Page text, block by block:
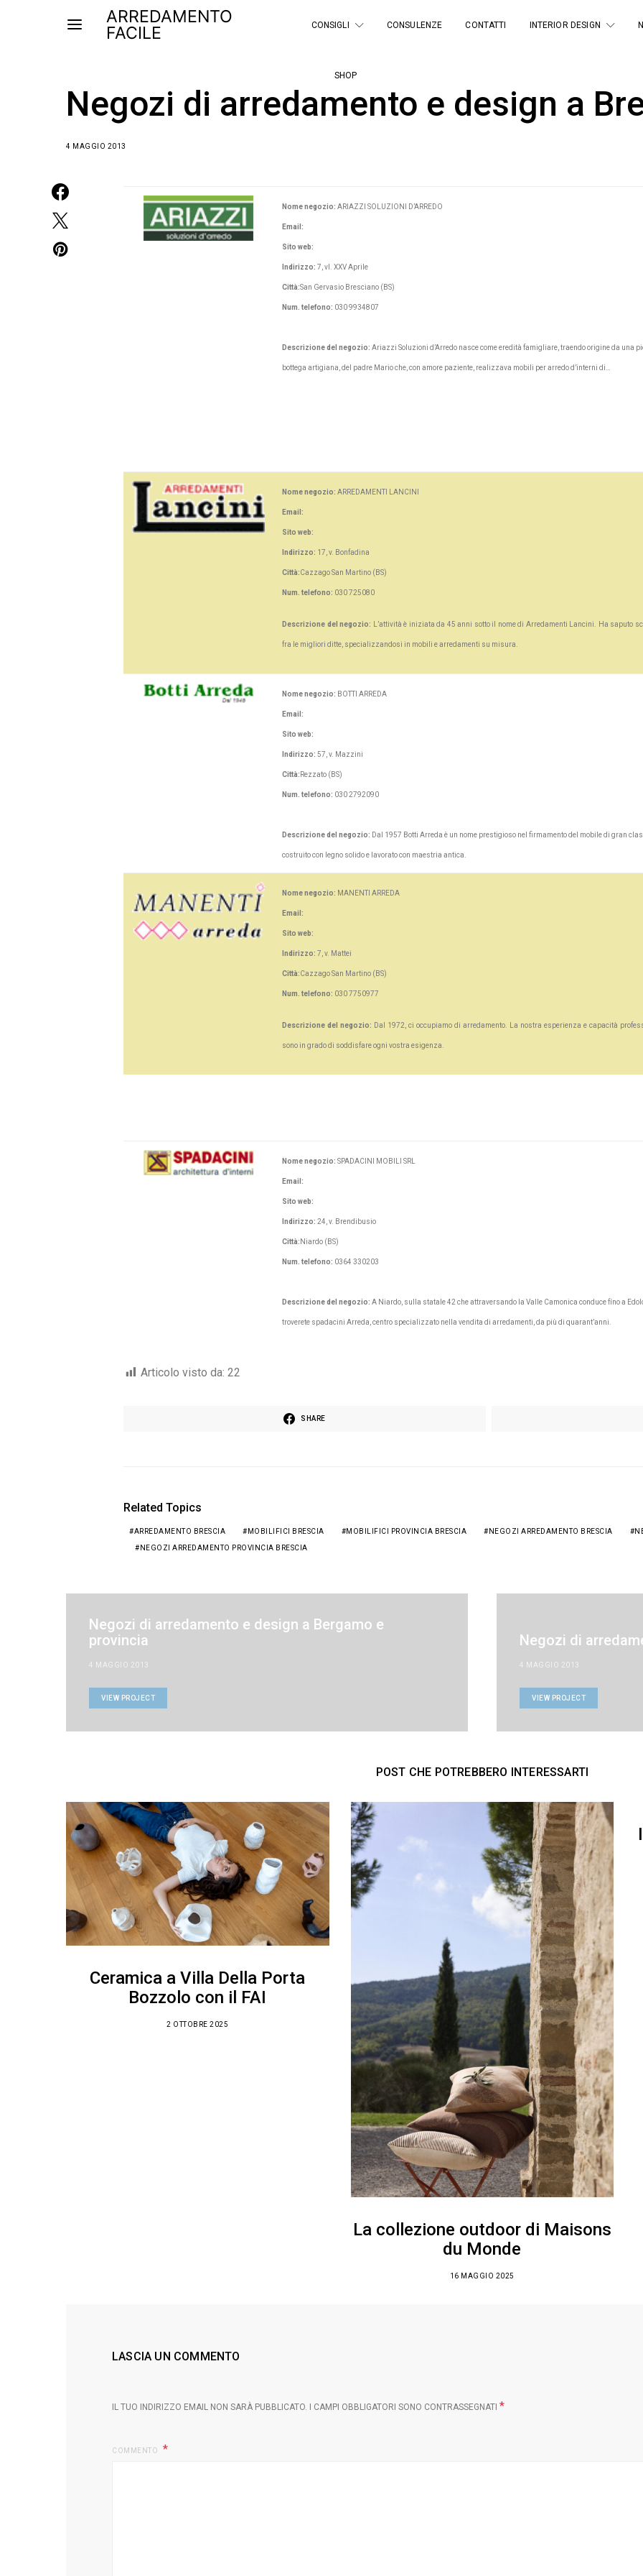
ARREDAMENTO
FACILE
CONSIGLI CONSULENZE CONTATTI INTERIOR DESIGN
SHOP
Negozi di arredamento e design a
4 MAGGIO 2013
Nome negozio: ARIAZZI SOLUZIONI D’ARREDO
Email:
Sito web:
Indirizzo: 7, vl. XXV Aprile
Città:San Gervasio Bresciano (BS)
Num. telefono: 030 9934807
Descrizione del negozio: Ariazzi Soluzioni d’Arredo nasce come eredità famigliare, traendo origine da una
bottega artigiana, del padre Mario che, con amore paziente, realizzava mobili per arredo d’interni di…
Nome negozio: ARREDAMENTI LANCINI
Email:
Sito web:
Indirizzo: 17, v. Bonfadina
Città:Cazzago San Martino (BS)
Num. telefono: 030 725080
Descrizione del negozio: L’attività è iniziata da 45 anni sotto il nome di Arredamenti Lancini. Ha saputo
fra le migliori ditte, specializzandosi in mobili e arredamenti su misura.
Nome negozio: BOTTI ARREDA
Email:
Sito web:
Indirizzo: 57, v. Mazzini
Città: Rezzato (BS)
Num. telefono: 030 2792090
Descrizione del negozio: Dal 1957 Botti Arreda è un nome prestigioso nel firmamento del mobile di gran
costruito con legno solido e lavorato con maestria antica.
Nome negozio: MANENTI ARREDA
Email:
Sito web:
Indirizzo: 7, v. Mattei
Città:Cazzago San Martino (BS)
Num. telefono: 030 7750977
Descrizione del negozio: Dal 1972, ci occupiamo di arredamento. La nostra esperienza e capacità
sono in grado di soddisfare ogni vostra esigenza.
Nome negozio: SPADACINI MOBILI SRL
Email:
Sito web:
Indirizzo: 24, v. Brendibusio
Città: Niardo (BS)
Num. telefono: 0364 330203
Descrizione del negozio: A Niardo, sulla statale 42 che attraversando la Valle Camonica conduce fíno a
troverete spadacini Arreda, centro specializzato nella vendita di arredamenti, da più di quarant’anni.
Articolo visto da: 22
SHARE
Related Topics
ARREDAMENTO BRESCIA MOBILIFICI BRESCIA MOBILIFICI PROVINCIA BRESCIA NEGOZI ARREDAMENTO BRESCIA
NEGOZI ARREDAMENTO PROVINCIA BRESCIA
Negozi di arredamento e design a Bergamo e
provincia
4 MAGGIO 2013
VIEW PROJECT
Negozi di
4 MAGGIO 2013
VIEW PROJECT
POST CHE POTREBBERO INTERESSARTI
Ceramica a Villa Della Porta
Bozzolo con il FAI
2 OTTOBRE 2025
La collezione outdoor di Maisons
du Monde
16 MAGGIO 2025
LASCIA UN COMMENTO
IL TUO INDIRIZZO EMAIL NON SARÀ PUBBLICATO. I CAMPI OBBLIGATORI SONO CONTRASSEGNATI *
COMMENTO